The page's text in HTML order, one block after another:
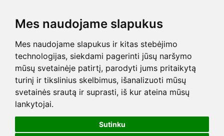
Mes naudojame slapukus
Mes naudojame slapukus ir kitas stebėjimo
technologijas, siekdami pagerinti jūsų naršymo
mūsų svetainėje patirtį, parodyti jums pritaikytą
turinį ir tikslinius skelbimus, išanalizuoti mūsų
svetainės srautą ir suprasti, iš kur ateina mūsų
lankytojai.
Sutinku